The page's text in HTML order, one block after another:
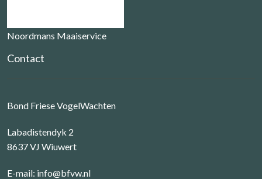
Noordmans Maaiservice
Contact
Bond Friese VogelWachten
Labadistendyk 2
8637 VJ Wiuwert
E-mail: info@bfvw.nl